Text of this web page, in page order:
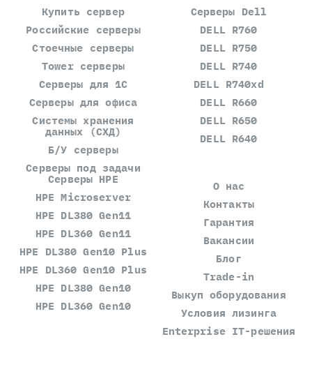
Купить сервер
Российские серверы
Стоечные серверы
Tower серверы
Серверы для 1С
Серверы для офиса
Системы хранения
данных (СХД)
Б/У серверы
Серверы под задачи
Серверы Dell
DELL R760
DELL R750
DELL R740
DELL R740xd
DELL R660
DELL R650
DELL R640
Серверы HPE
HPE Microserver
HPE DL380 Gen11
HPE DL360 Gen11
HPE DL380 Gen10 Plus
HPE DL360 Gen10 Plus
HPE DL380 Gen10
HPE DL360 Gen10
О нас
Контакты
Гарантия
Вакансии
Блог
Trade-in
Выкуп оборудования
Условия лизинга
Enterprise IT-решения